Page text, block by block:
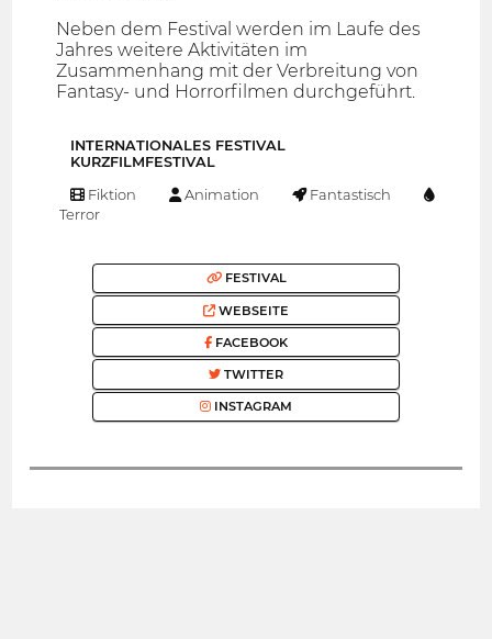
Neben dem Festival werden im Laufe des
Jahres weitere Aktivitäten im
Zusammenhang mit der Verbreitung von
Fantasy- und Horrorfilmen durchgeführt.
INTERNATIONALES FESTIVAL
KURZFILMFESTIVAL
Fiktion Animation
Fantastisch
Terror
FESTIVAL
WEBSEITE
FACEBOOK
TWITTER
INSTAGRAM